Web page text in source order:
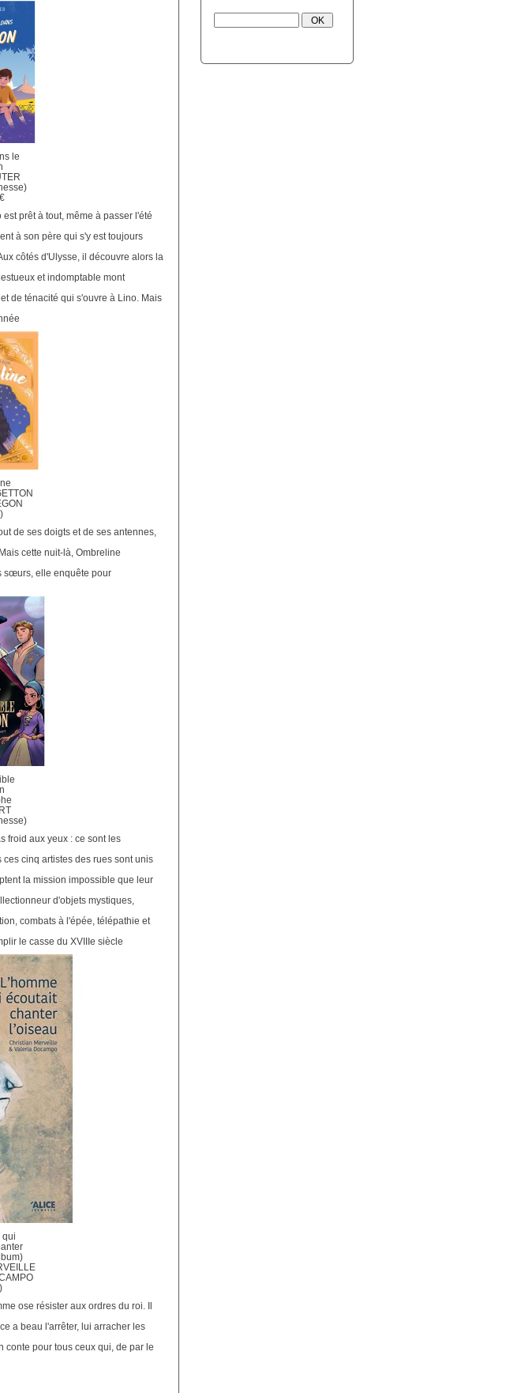
le
prêt à tout, même à passer l'été
à son père qui s'y est toujours
côtés d'Ulysse, il découvre alors la
et indomptable mont
de ténacité qui s'ouvre à Lino. Mais
de ses doigts et de ses antennes,
cette nuit-là, Ombreline
sœurs, elle enquête pour
froid aux yeux : ce sont les
cinq artistes des rues sont unis
la mission impossible que leur
d'objets mystiques,
combats à l'épée, télépathie et
le casse du XVIIIe siècle
qui
ose résister aux ordres du roi. Il
a beau l'arrêter, lui arracher les
conte pour tous ceux qui, de par le